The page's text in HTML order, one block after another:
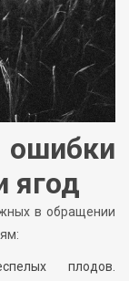
ягод
в обращении
плодов.